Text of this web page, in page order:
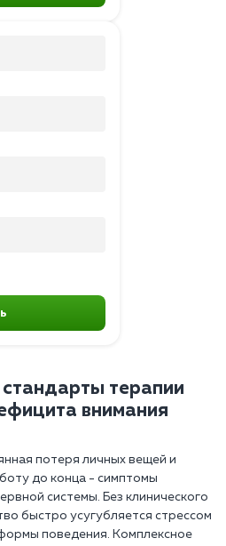
терапии
внимания
потеря личных вещей и
до конца - симптомы
системы. Без клинического
быстро усугубляется стрессом
поведения. Комплексное